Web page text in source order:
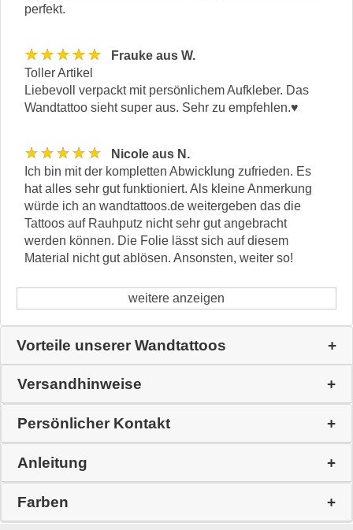
perfekt.
★★★★★
Frauke aus W.
Toller Artikel
Liebevoll verpackt mit persönlichem Aufkleber. Das
Wandtattoo sieht super aus. Sehr zu empfehlen.♥️
★★★★★
Nicole aus N.
Ich bin mit der kompletten Abwicklung zufrieden. Es
hat alles sehr gut funktioniert. Als kleine Anmerkung
würde ich an wandtattoos.de weitergeben das die
Tattoos auf Rauhputz nicht sehr gut angebracht
werden können. Die Folie lässt sich auf diesem
Material nicht gut ablösen. Ansonsten, weiter so!
weitere anzeigen
Vorteile unserer Wandtattoos
Versandhinweise
Persönlicher Kontakt
Anleitung
Farben